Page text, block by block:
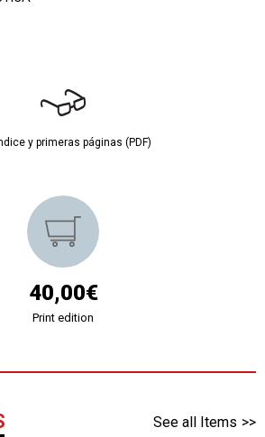
y primeras páginas (PDF)
40,00€
Print edition
See all Items